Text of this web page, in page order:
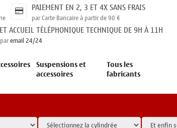
PAIEMENT EN 2, 3 ET 4X SANS FRAIS
par Carte Bancaire à partir de 90 €
ACCUEIL TÉLÉPHONIQUE TECHNIQUE DE 9H À 11H
email 24/24
Suspensions et
accessoires
Tous les
fabricants